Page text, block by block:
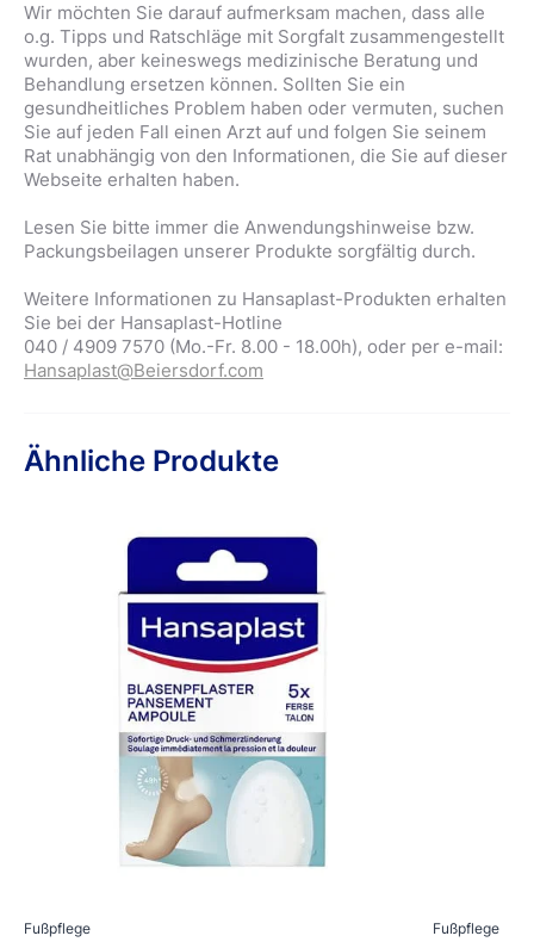
Wir möchten Sie darauf aufmerksam machen, dass alle
o.g. Tipps und Ratschläge mit Sorgfalt zusammengestellt
wurden, aber keineswegs medizinische Beratung und
Behandlung ersetzen können. Sollten Sie ein
gesundheitliches Problem haben oder vermuten, suchen
Sie auf jeden Fall einen Arzt auf und folgen Sie seinem
Rat unabhängig von den Informationen, die Sie auf dieser
Webseite erhalten haben.
Lesen Sie bitte immer die Anwendungshinweise bzw.
Packungsbeilagen unserer Produkte sorgfältig durch.
Weitere Informationen zu Hansaplast-Produkten erhalten
Sie bei der Hansaplast-Hotline
040 / 4909 7570 (Mo.-Fr. 8.00 - 18.00h), oder per e-mail:
Hansaplast@Beiersdorf.com
Ähnliche Produkte
Fußpflege Fußpflege